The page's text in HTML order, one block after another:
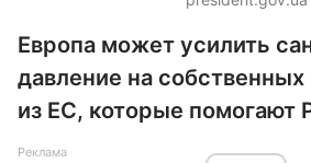
Европа может усилить
давление на
из ЕС, которые помогают
Реклама